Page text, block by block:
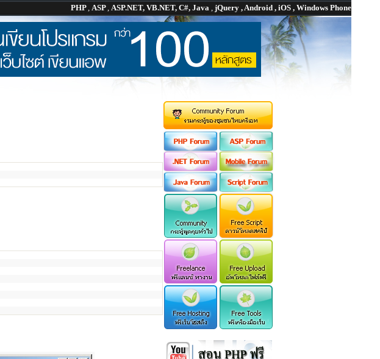
PHP, ASP, ASP.NET, VB.NET, C#, Java , jQuery , Android , iOS , Windows Phone